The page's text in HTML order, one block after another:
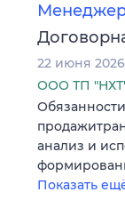
22 июня 2026
ООО ТП
анализ и
Показать